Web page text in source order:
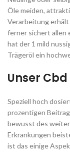
Öle meiden,
Verarbeitung
ferner sichert allen
hat der 1 mild
Trägeröl ein
Unser
Speziell hoch
prozentigen
bewusst des
Erkrankungen
ist das einige